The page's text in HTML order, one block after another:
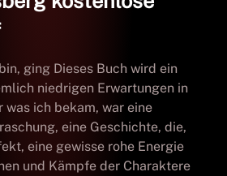
ging Dieses Buch wird ein
niedrigen Erwartungen in
was ich bekam, war eine
eine Geschichte, die,
eine gewisse rohe Energie
und Kämpfe der Charaktere